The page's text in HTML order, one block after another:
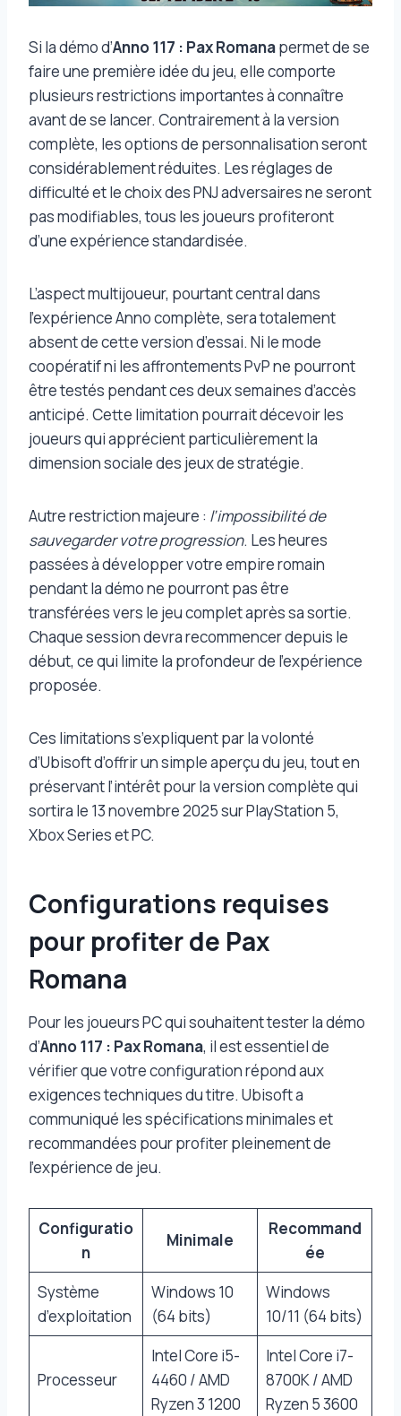
Si la démo d’Anno 117 : Pax Romanapermet de se
faire une première idée du jeu, elle comporte
plusieurs restrictions importantes à connaître
avant de se lancer. Contrairement à la version
complète, les options de personnalisation seront
considérablement réduites. Les réglages de
difficulté et le choix des PNJ adversaires ne seront
pas modifiables, tous les joueurs profiteront
d’une expérience standardisée.
L’aspect multijoueur, pourtant central dans
l’expérience Anno complète, sera totalement
absent de cette version d’essai. Ni le mode
coopératif ni les affrontements PvP ne pourront
être testés pendant ces deux semaines d’accès
anticipé. Cette limitation pourrait décevoir les
joueurs qui apprécient particulièrement la
dimension sociale des jeux de stratégie.
Autre restriction majeure : l’impossibilité de
sauvegarder votre progression. Les heures
passées à développer votre empire romain
pendant la démo ne pourront pas être
transférées vers le jeu complet après sa sortie.
Chaque session devra recommencer depuis le
début, ce qui limite la profondeur de l’expérience
proposée.
Ces limitations s’expliquent par la volonté
d’Ubisoft d’offrir un simple aperçu du jeu, tout en
préservant l’intérêt pour la version complète qui
sortira le 13 novembre 2025 sur PlayStation 5,
Xbox Series et PC.
Configurations requises
pour profiter de Pax
Romana
Pour les joueurs PC qui souhaitent tester la démo
d’Anno 117 : Pax Romana, il est essentiel de
vérifier que votre configuration répond aux
exigences techniques du titre. Ubisoft a
communiqué les spécifications minimales et
recommandées pour profiter pleinement de
l’expérience de jeu.
Configuratio
n
Minimale
Recommand
ée
Système
d’exploitation
Windows 10
(64 bits)
Windows
10/11 (64 bits)
Processeur
Intel Core i5-
4460 / AMD
Ryzen 3 1200
Intel Core i7-
8700K / AMD
Ryzen 5 3600